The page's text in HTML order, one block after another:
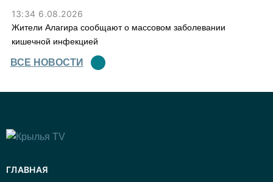
13:34 6.08.2026
Жители Алагира сообщают о массовом заболевании
кишечной инфекцией
ВСЕ НОВОСТИ
ГЛАВНАЯ